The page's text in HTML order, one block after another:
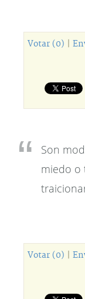
Votar (0)
Son
miedo o
Votar (0)